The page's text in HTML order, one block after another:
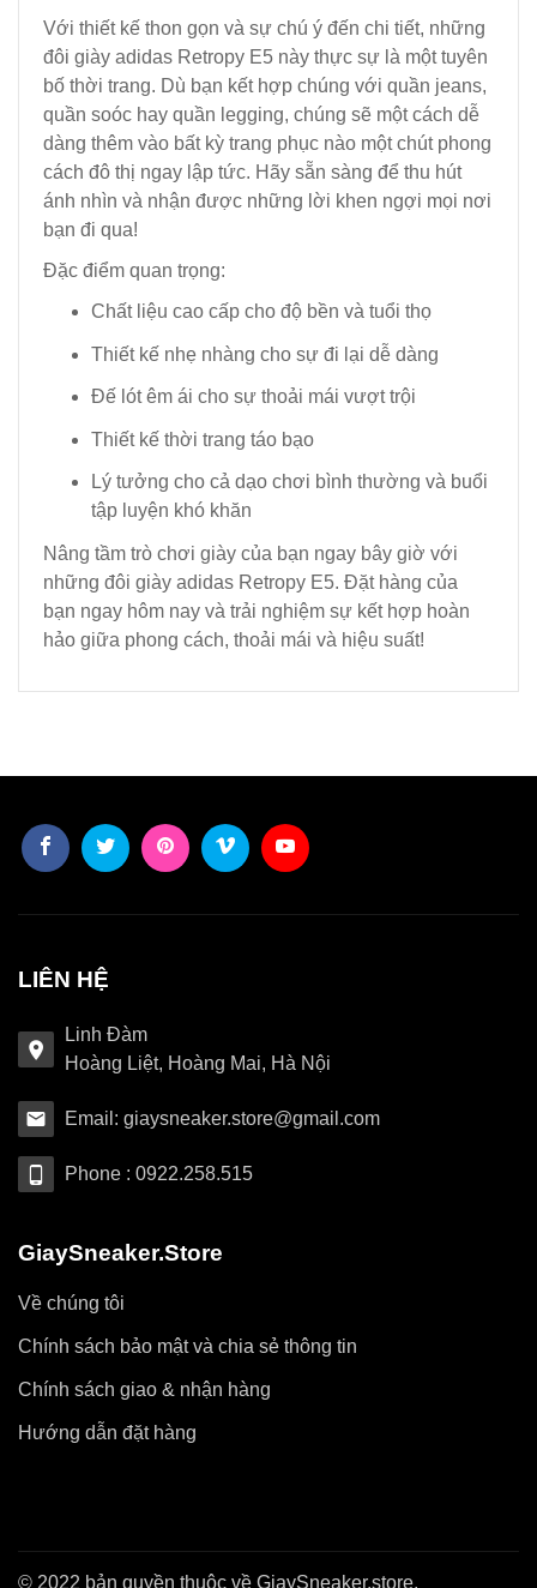
Với thiết kế thon gọn và sự chú ý đến chi tiết, những
đôi giày adidas Retropy E5 này thực sự là một tuyên
bố thời trang. Dù bạn kết hợp chúng với quần jeans,
quần soóc hay quần legging, chúng sẽ một cách dễ
dàng thêm vào bất kỳ trang phục nào một chút phong
cách đô thị ngay lập tức. Hãy sẵn sàng để thu hút
ánh nhìn và nhận được những lời khen ngợi mọi nơi
bạn đi qua!
Đặc điểm quan trọng:
Chất liệu cao cấp cho độ bền và tuổi thọ
Thiết kế nhẹ nhàng cho sự đi lại dễ dàng
Đế lót êm ái cho sự thoải mái vượt trội
Thiết kế thời trang táo bạo
Lý tưởng cho cả dạo chơi bình thường và buổi
tập luyện khó khăn
Nâng tầm trò chơi giày của bạn ngay bây giờ với
những đôi giày adidas Retropy E5. Đặt hàng của
bạn ngay hôm nay và trải nghiệm sự kết hợp hoàn
hảo giữa phong cách, thoải mái và hiệu suất!
LIÊN HỆ
Linh Đàm
Hoàng Liệt, Hoàng Mai, Hà Nội
Email: giaysneaker.store@gmail.com
Phone : 0922.258.515
GiaySneaker.Store
Về chúng tôi
Chính sách bảo mật và chia sẻ thông tin
Chính sách giao & nhận hàng
Hướng dẫn đặt hàng
© 2022 bản quyền thuộc về GiaySneaker.store.